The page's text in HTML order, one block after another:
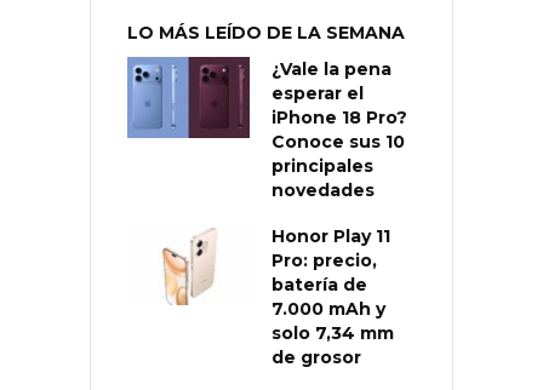
LO MÁS LEÍDO DE LA SEMANA
¿Vale la pena
esperar el
iPhone 18 Pro?
Conoce sus 10
principales
novedades
Honor Play 11
Pro: precio,
batería de
7.000 mAh y
solo 7,34 mm
de grosor